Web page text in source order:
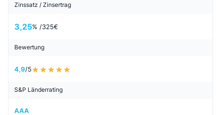
Zinssatz / Zinsertrag
3,25% /325€
Bewertung
4,9/5
S&P Länderrating
AAA